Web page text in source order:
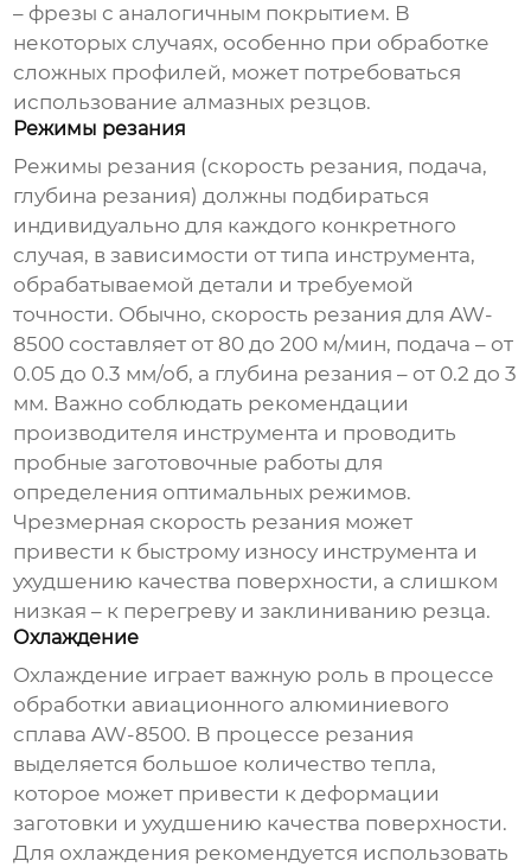
– фрезы с аналогичным покрытием. В
некоторых случаях, особенно при обработке
сложных профилей, может потребоваться
использование алмазных резцов.
Режимы резания
Режимы резания (скорость резания, подача,
глубина резания) должны подбираться
индивидуально для каждого конкретного
случая, в зависимости от типа инструмента,
обрабатываемой детали и требуемой
точности. Обычно, скорость резания для AW-
8500 составляет от 80 до 200 м/мин, подача – от
0.05 до 0.3 мм/об, а глубина резания – от 0.2 до 3
мм. Важно соблюдать рекомендации
производителя инструмента и проводить
пробные заготовочные работы для
определения оптимальных режимов.
Чрезмерная скорость резания может
привести к быстрому износу инструмента и
ухудшению качества поверхности, а слишком
низкая – к перегреву и заклиниванию резца.
Охлаждение
Охлаждение играет важную роль в процессе
обработки авиационного алюминиевого
сплава AW-8500. В процессе резания
выделяется большое количество тепла,
которое может привести к деформации
заготовки и ухудшению качества поверхности.
Для охлаждения рекомендуется использовать